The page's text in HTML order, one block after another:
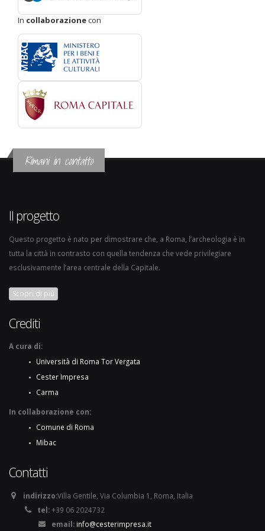
In collaborazionecon
Rimani in contatto
Il progetto
Questo progetto è nato per dimostrare che, a Roma, l’archeologia è in
tutta la città in contrasto con quella tendenza che vede privilegiare
esclusivamente l’area centrale della Capitale.
Scopri di più
Crediti
A cura di:
Università di Roma Tor Vergata
Cester Impresa
Carma
In collaborazione con:
Comune di Roma
Mibac
Contatti
indirizzo:Villa Gentile, Via Columbia 1, Roma, Italia
tel:+39 06 2024732
email: info@cesterimpresa.it